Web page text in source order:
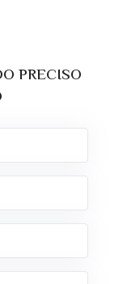
PRECISO